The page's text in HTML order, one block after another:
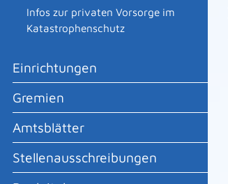
Infos zur privaten Vorsorge im
Katastrophenschutz
Einrichtungen
Gremien
Amtsblätter
Stellenausschreibungen